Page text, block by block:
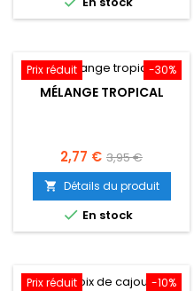
-30%
Prix réduit
MÉLANGE TROPICAL
Prix
2,77 € Prix
de
base
3,95 €
 Détails du produit
 En stock
-10%
Prix réduit